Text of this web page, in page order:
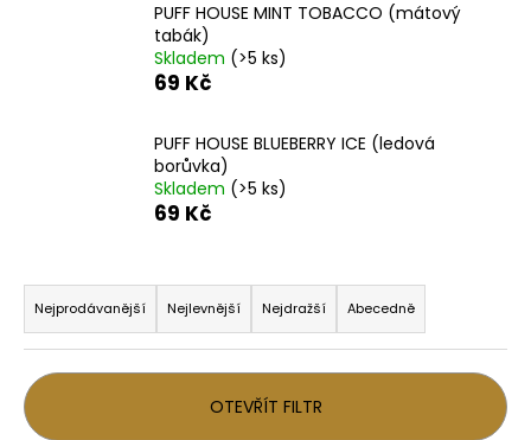
PUFF HOUSE MINT TOBACCO (mátový
tabák)
Skladem (>5 ks)
69 Kč
PUFF HOUSE BLUEBERRY ICE (ledová
borůvka)
Skladem (>5 ks)
69 Kč
Ř
a
z
e
n
Nejprodávanější Nejlevnější Nejdražší Abecedně
OTEVŘÍT FILTR
HLEDAT
D
o
p
r
u